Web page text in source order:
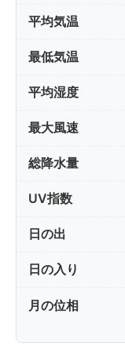
平均気温
最低気温
平均湿度
最大風速
総降水量
UV指数
日の出
日の入り
月の位相